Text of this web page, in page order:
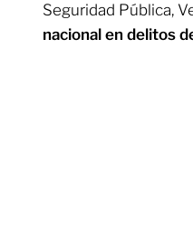
Seguridad Pública,
nacional en delitos